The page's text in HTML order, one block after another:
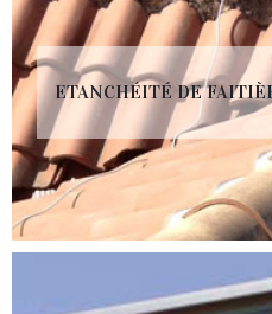
ETANCHÉITÉ DE